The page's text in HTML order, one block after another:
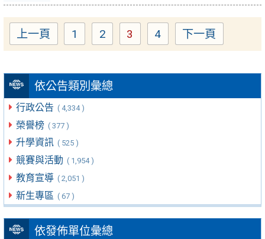
依公告類別彙總
行政公告 ( 4,334 )
榮譽榜 ( 377 )
升學資訊 ( 525 )
競賽與活動 ( 1,954 )
教育宣導 ( 2,051 )
新生專區 ( 67 )
依發佈單位彙總
上一頁 Page
1 Page
2 Page
3 Page
4 下一頁